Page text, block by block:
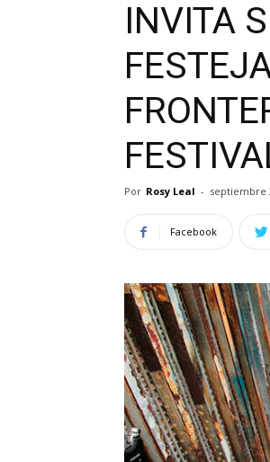
INVITA
Por Rosy Leal - septiembre
Facebook